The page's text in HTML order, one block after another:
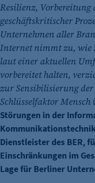
Resilienz,
geschäftskritischer
Unternehmen aller
Internet nimmt zu, wie
laut einer aktuellen
vorbereitet halten,
zur Sensibilisierung der
Schlüsselfaktor Mensch
Störungen in der
Dienstleister des BER,
Einschränkungen im
Lage für Berliner